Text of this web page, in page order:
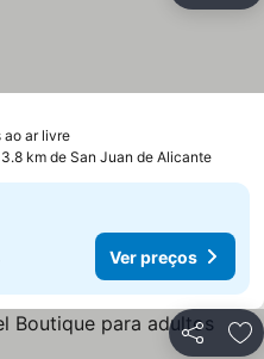
ao ar livre
km de San Juan de Alicante
Ver preços
Partilhar